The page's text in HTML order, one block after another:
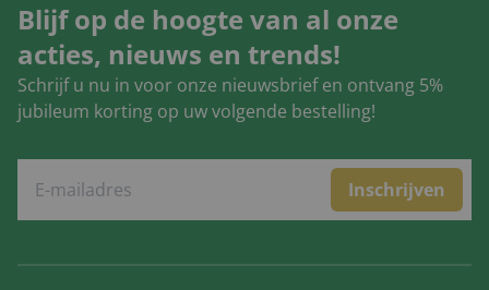
Blijf op de hoogte van al onze
acties, nieuws en trends!
Schrijf u nu in voor onze nieuwsbrief en ontvang 5%
jubileum korting op uw volgende bestelling!
Inschrijven